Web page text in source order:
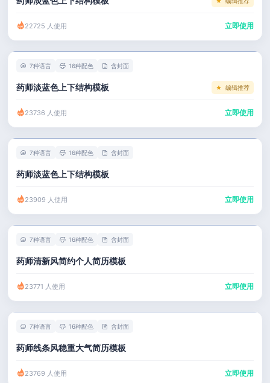
房产建筑
22725 人使用 立即使用
7种语言 16种配色 含封面
药师淡蓝色上下结构模板 编辑推荐
23736 人使用 立即使用
7种语言 16种配色 含封面
药师淡蓝色上下结构模板
23909 人使用 立即使用
7种语言 16种配色 含封面
药师清新风简约个人简历模板
23771 人使用 立即使用
7种语言 16种配色 含封面
药师线条风稳重大气简历模板
23769 人使用 立即使用